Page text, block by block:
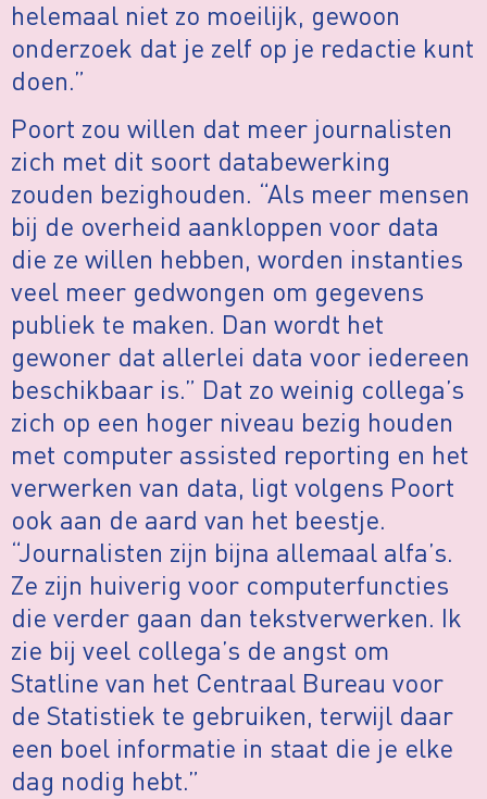
helemaal niet zo moeilijk, gewoon
onderzoek dat je zelf op je redactie kunt
doen.”
Poort zou willen dat meer journalisten
zich met dit soort databewerking
zouden bezighouden. “Als meer mensen
bij de overheid aankloppen voor data
die ze willen hebben, worden instanties
veel meer gedwongen om gegevens
publiek te maken. Dan wordt het
gewoner dat allerlei data voor iedereen
beschikbaar is.” Dat zo weinig collega’s
zich op een hoger niveau bezig houden
met computer assisted reporting en het
verwerken van data, ligt volgens Poort
ook aan de aard van het beestje.
“Journalisten zijn bijna allemaal alfa’s.
Ze zijn huiverig voor computerfuncties
die verder gaan dan tekstverwerken. Ik
zie bij veel collega’s de angst om
Statline van het Centraal Bureau voor
de Statistiek te gebruiken, terwijl daar
een boel informatie in staat die je elke
dag nodig hebt.”